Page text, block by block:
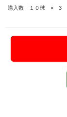
購入数 １０球 × 3